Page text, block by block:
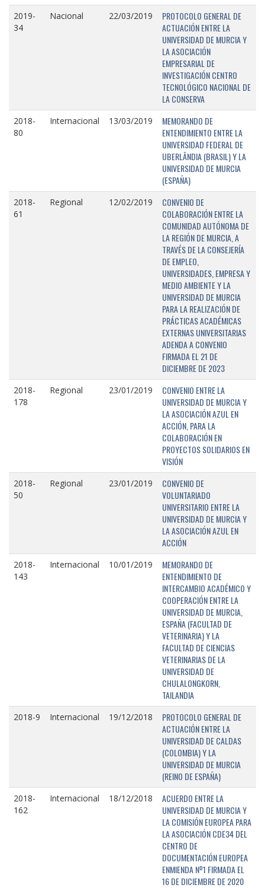
2019-
34
Nacional 22/03/2019
PROTOCOLO GENERAL DE
ACTUACIÓN ENTRE LA
UNIVERSIDAD DE MURCIA Y
LA ASOCIACIÓN
EMPRESARIAL DE
INVESTIGACIÓN CENTRO
TECNOLÓGICO NACIONAL DE
LA CONSERVA
2018-
80
Internacional 13/03/2019
MEMORANDO DE
ENTENDIMIENTO ENTRE LA
UNIVERSIDAD FEDERAL DE
UBERLÂNDIA (BRASIL) Y LA
UNIVERSIDAD DE MURCIA
(ESPAÑA)
2018-
61
Regional 12/02/2019
CONVENIO DE
COLABORACIÓN ENTRE LA
COMUNIDAD AUTÓNOMA DE
LA REGIÓN DE MURCIA, A
TRAVÉS DE LA CONSEJERÍA
DE EMPLEO,
UNIVERSIDADES, EMPRESA Y
MEDIO AMBIENTE Y LA
UNIVERSIDAD DE MURCIA
PARA LA REALIZACIÓN DE
PRÁCTICAS ACADÉMICAS
EXTERNAS UNIVERSITARIAS
ADENDA A CONVENIO
FIRMADA EL 21 DE
DICIEMBRE DE 2023
2018-
178
Regional 23/01/2019
CONVENIO ENTRE LA
UNIVERSIDAD DE MURCIA Y
LA ASOCIACIÓN AZUL EN
ACCIÓN, PARA LA
COLABORACIÓN EN
PROYECTOS SOLIDARIOS EN
VISIÓN
2018-
50
Regional 23/01/2019
CONVENIO DE
VOLUNTARIADO
UNIVERSITARIO ENTRE LA
UNIVERSIDAD DE MURCIA Y
LA ASOCIACIÓN AZUL EN
ACCIÓN
2018-
143
Internacional 10/01/2019
MEMORANDO DE
ENTENDIMIENTO DE
INTERCAMBIO ACADÉMICO Y
COOPERACIÓN ENTRE LA
UNIVERSIDAD DE MURCIA,
ESPAÑA (FACULTAD DE
VETERINARIA) Y LA
FACULTAD DE CIENCIAS
VETERINARIAS DE LA
UNIVERSIDAD DE
CHULALONGKORN,
TAILANDIA
2018-9 Internacional 19/12/2018
PROTOCOLO GENERAL DE
ACTUACIÓN ENTRE LA
UNIVERSIDAD DE CALDAS
(COLOMBIA) Y LA
UNIVERSIDAD DE MURCIA
(REINO DE ESPAÑA)
2018-
162
Internacional 18/12/2018
ACUERDO ENTRE LA
UNIVERSIDAD DE MURCIA Y
LA COMISIÓN EUROPEA PARA
LA ASOCIACIÓN CDE34 DEL
CENTRO DE
DOCUMENTACIÓN EUROPEA
ENMIENDA Nº1 FIRMADA EL
16 DE DICIEMBRE DE 2020